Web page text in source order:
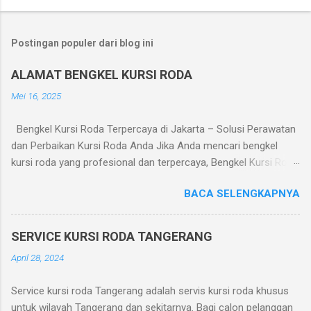
Postingan populer dari blog ini
ALAMAT BENGKEL KURSI RODA
Mei 16, 2025
Bengkel Kursi Roda Terpercaya di Jakarta – Solusi Perawatan
dan Perbaikan Kursi Roda Anda Jika Anda mencari bengkel
kursi roda yang profesional dan terpercaya, Bengkel Kursi Roda
kursi roda manual maupun elektrik dengan pelayanan cepat dan
harga terjangkau. Layanan yang Tersedia: Perbaikan roda dan
elektrik Pengelasan dan penguatan rangka Penjualan suku
Makaliwe 1 No. 7, Grogol, Jakarta Barat Telp/WA: 0819-3261-
BACA SELENGKAPNYA
SERVICE KURSI RODA TANGERANG
April 28, 2024
Service kursi roda Tangerang adalah servis kursi roda khusus
untuk wilayah Tangerang dan sekitarnya. Bagi calon pelanggan